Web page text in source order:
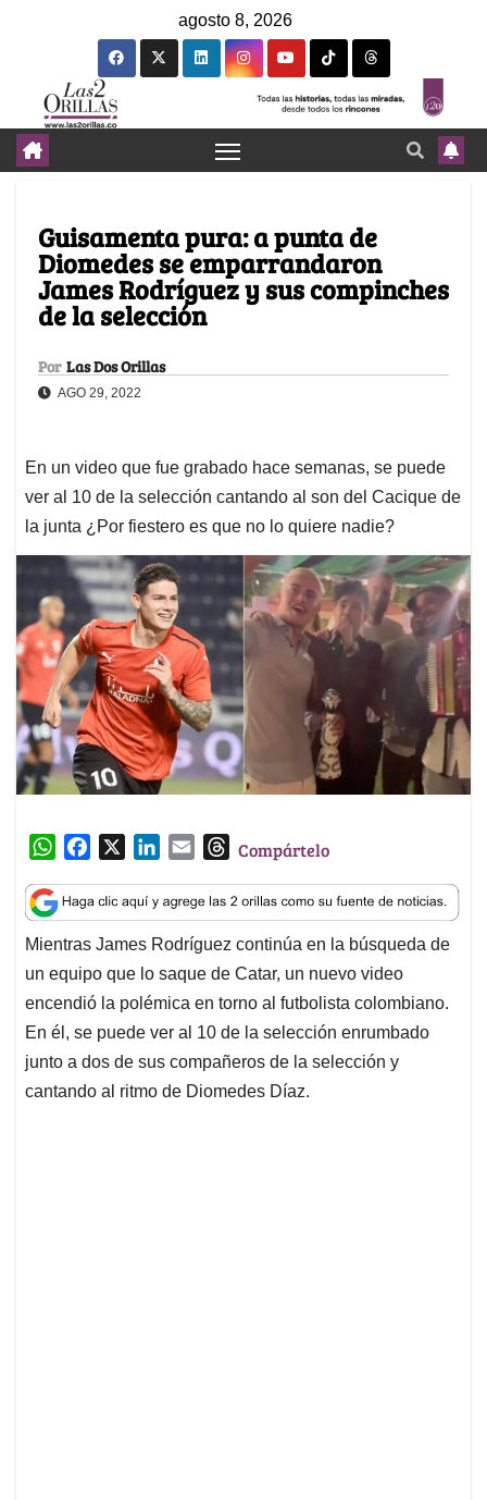
agosto 8, 2026
Guisamenta pura: a punta de
Diomedes se emparrandaron
James Rodríguez y sus compinches
de la selección
Por Las Dos Orillas
AGO 29, 2022
En un video que fue grabado hace semanas, se puede
ver al 10 de la selección cantando al son del Cacique de
la junta ¿Por fiestero es que no lo quiere nadie?
W
a
t
s
A
p
p
c
e
b
o
o
k
n
k
e
d
I
n
a
i
l
T
r
e
a
d
s
Compártelo
Mientras James Rodríguez continúa en la búsqueda de
un equipo que lo saque de Catar, un nuevo video
encendió la polémica en torno al futbolista colombiano.
En él, se puede ver al 10 de la selección enrumbado
junto a dos de sus compañeros de la selección y
cantando al ritmo de Diomedes Díaz.